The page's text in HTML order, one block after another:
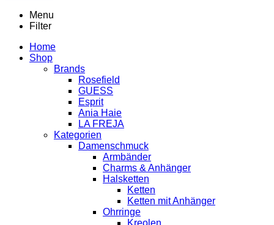
Menu
Filter
Home
Shop
Brands
Rosefield
GUESS
Esprit
Ania Haie
LA FREJA
Kategorien
Damenschmuck
Armbänder
Charms & Anhänger
Halsketten
Ketten
Ketten mit Anhänger
Ohrringe
Kreolen